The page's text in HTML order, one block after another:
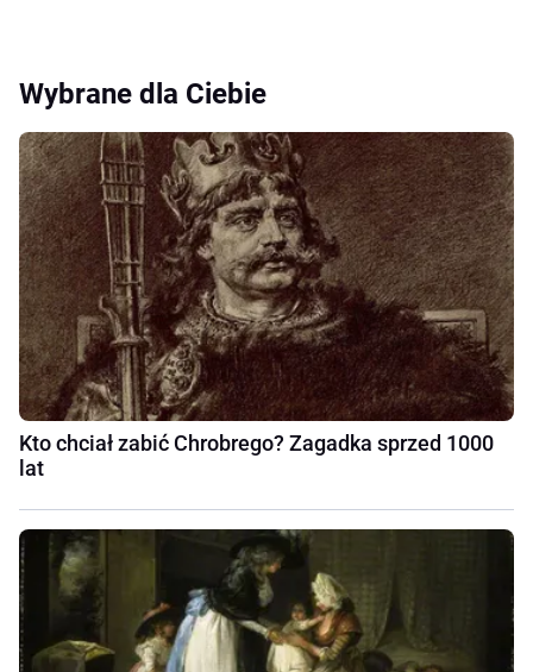
Wybrane dla Ciebie
Kto chciał zabić Chrobrego? Zagadka sprzed 1000
lat